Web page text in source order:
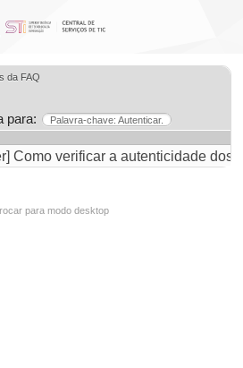
da FAQ
para:
Palavra-chave: Autenticar.
Como verificar a autenticidade dos
para modo desktop